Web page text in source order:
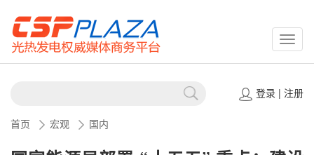
登录| 注册
首页 宏观 国内